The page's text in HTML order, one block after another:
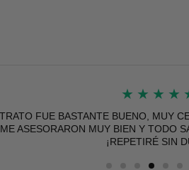
★ ★ ★ ★
FUE BASTANTE BUENO, MUY
ME ASESORARON MUY BIEN Y TODO
¡REPETIRÉ SIN